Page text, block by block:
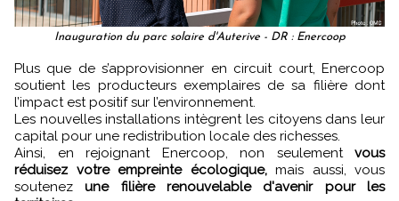
Inauguration du parc solaire d'Auterive - DR : Enercoop
Plus que de s’approvisionner en circuit court, Enercoop
soutient les producteurs exemplaires de sa filière dont
l’impact est positif sur l’environnement.
Les nouvelles installations intègrent les citoyens dans leur
capital pour une redistribution locale des richesses.
Ainsi, en rejoignant Enercoop, non seulement vous
réduisez votre empreinte écologique,mais aussi, vous
soutenezune filière renouvelable d'avenir pour les